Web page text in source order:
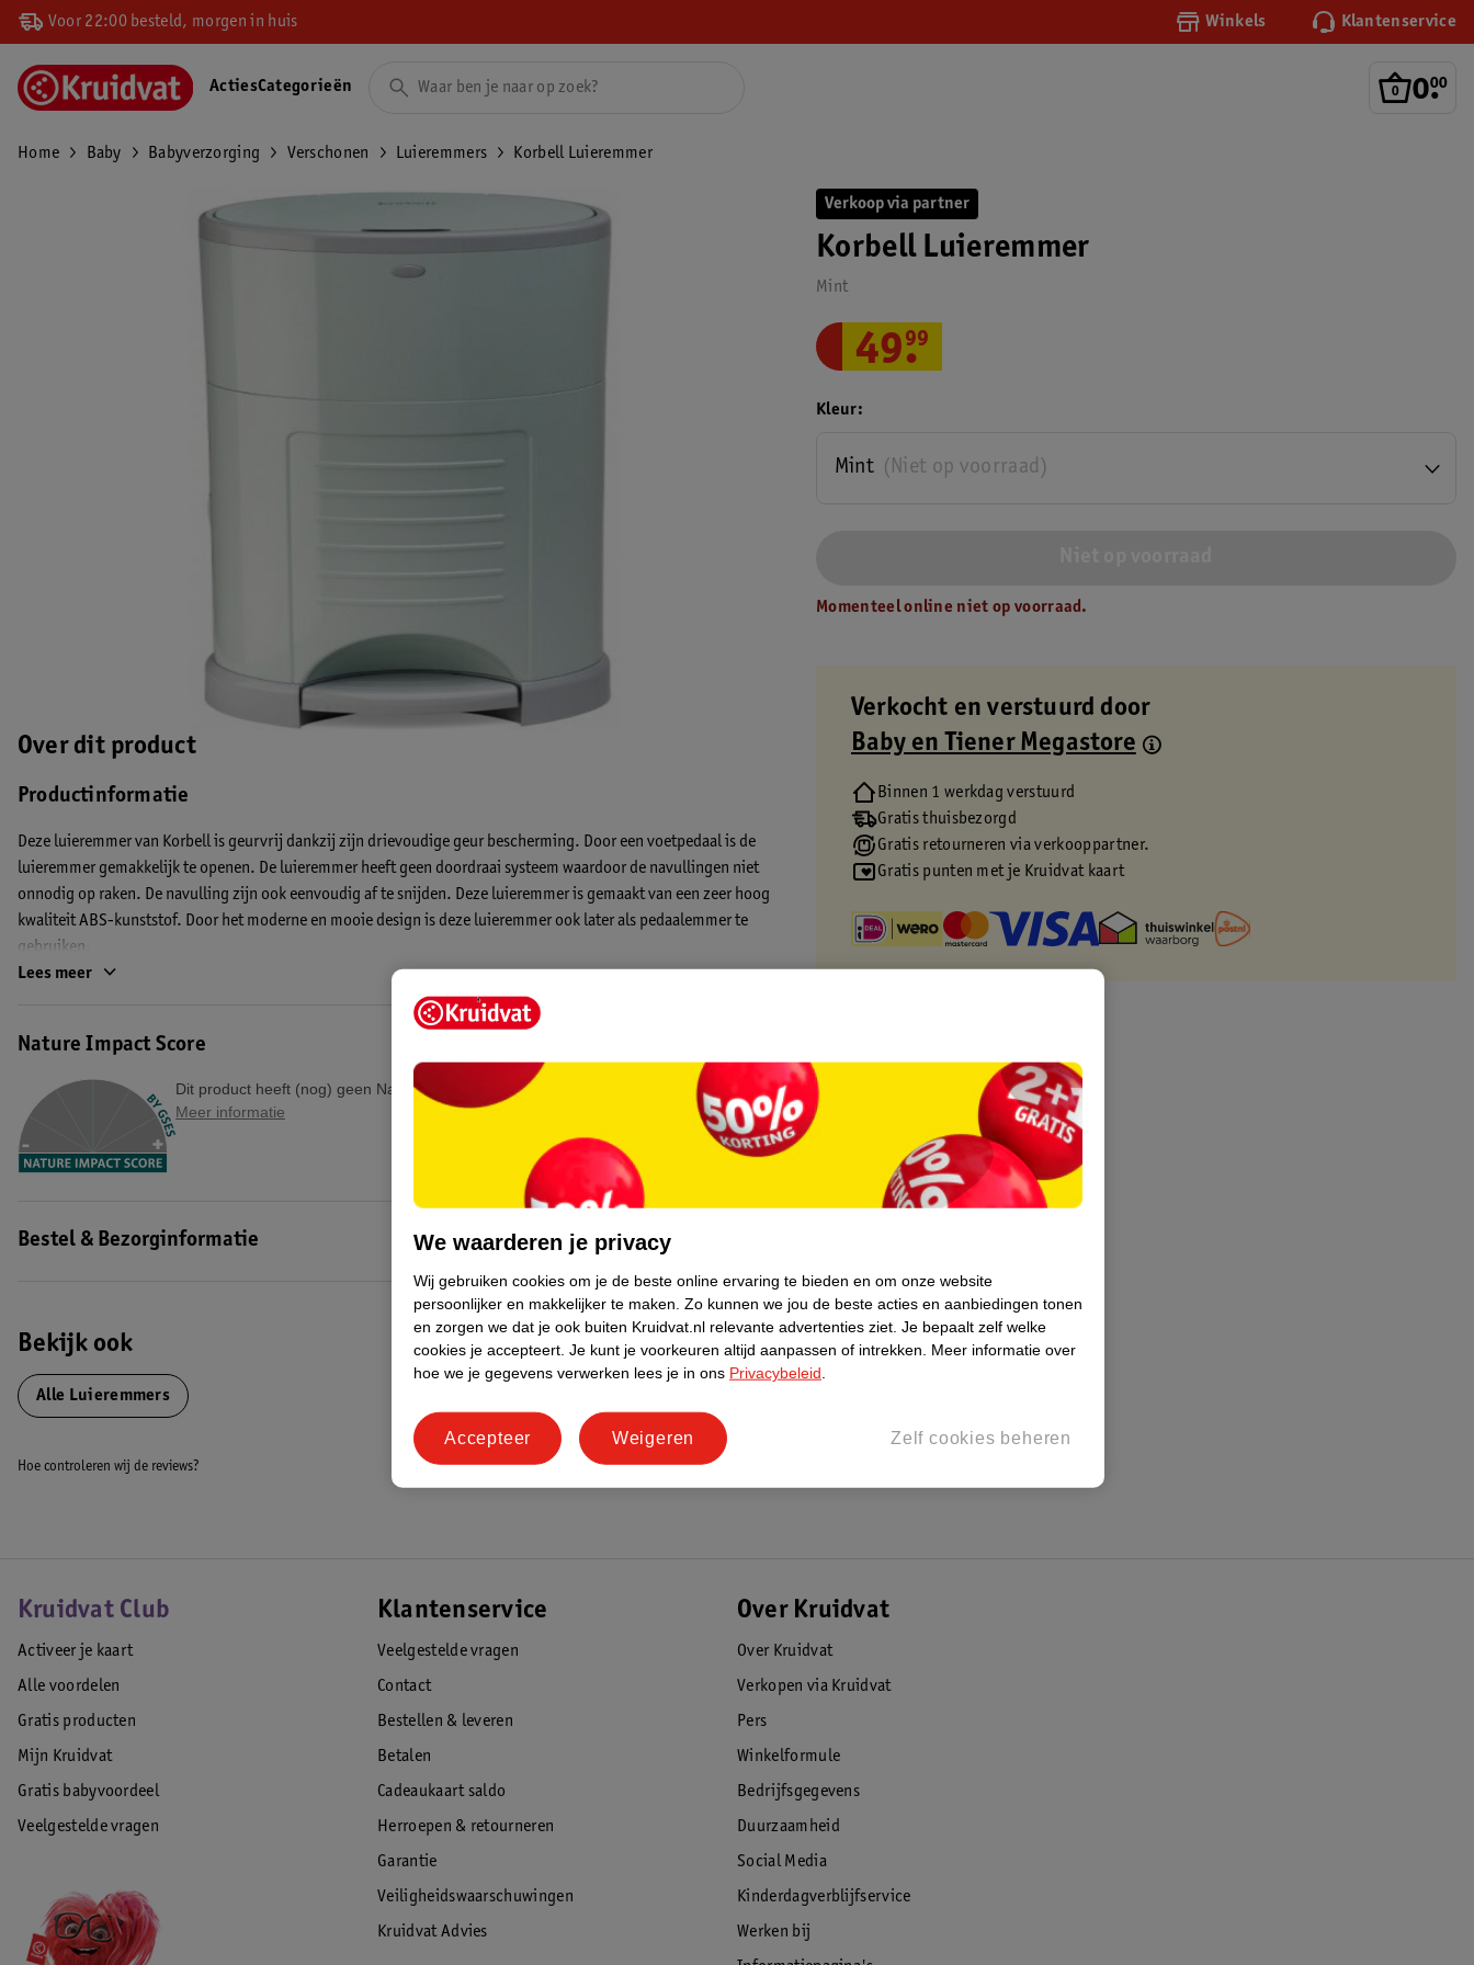
Voor 22:00 besteld, morgen in huis Winkels Klantenservice
0.
00
ActiesCategorieën
Home Baby Babyverzorging Verschonen Luieremmers Korbell Luieremmer
Over dit product
Productinformatie
Deze luieremmer van Korbell is geurvrij dankzij zijn drievoudige geur bescherming. Door een voetpedaal is de
luieremmer gemakkelijk te openen. De luieremmer heeft geen doordraai systeem waardoor de navullingen niet
onnodig op raken. De navulling zijn ook eenvoudig af te snijden. Deze luieremmer is gemaakt van een zeer hoog
kwaliteit ABS-kunststof. Door het moderne en mooie design is deze luieremmer ook later als pedaalemmer te
gebruiken.
Lees meer
Nature Impact Score
Dit product heeft (nog) geen Nature Impact Score.
Meer informatie
Bestel & Bezorginformatie
Bekijk ook
Alle Luieremmers
Verkoop via partner
Korbell Luieremmer
Mint
49.
99
Kleur
(Niet op voorraad)
Mint
Momenteel online niet op voorraad.
Verkocht en verstuurd door
Baby en Tiener Megastore
Binnen 1 werkdag verstuurd
Gratis thuisbezorgd
Gratis retourneren via verkooppartner.
Gratis punten met je Kruidvat kaart
Hoe controleren wij de reviews?
Kruidvat Club
Activeer je kaart
Alle voordelen
Gratis producten
Mijn Kruidvat
Gratis babyvoordeel
Veelgestelde vragen
Klantenservice
Veelgestelde vragen
Contact
Bestellen & leveren
Betalen
Cadeaukaart saldo
Herroepen & retourneren
Garantie
Veiligheidswaarschuwingen
Kruidvat Advies
Over Kruidvat
Over Kruidvat
Verkopen via Kruidvat
Pers
Winkelformule
Bedrijfsgegevens
Duurzaamheid
Social Media
Kinderdagverblijfservice
Werken bij
We waarderen je privacy
Wij gebruiken cookies om je de beste online ervaring te bieden en om onze website
persoonlijker en makkelijker te maken. Zo kunnen we jou de beste acties en aanbiedingen tonen
en zorgen we dat je ook buiten Kruidvat.nl relevante advertenties ziet. Je bepaalt zelf welke
cookies je accepteert. Je kunt je voorkeuren altijd aanpassen of intrekken.
Meer informatie over
hoe we je gegevens verwerken lees je in ons Privacybeleid
Zelf cookies beheren
Weigeren
Accepteer